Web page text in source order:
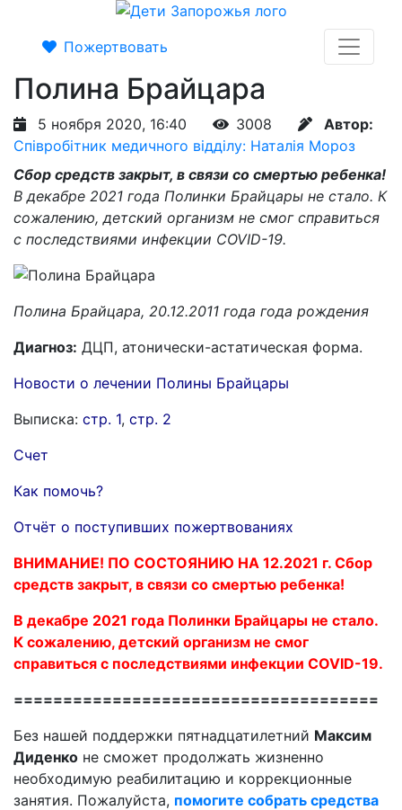
Пожертвовать
Полина Брайцара
5 ноября 2020, 16:40 3008
Автор:
Співробітник медичного відділу: Наталія Мороз
Сбор средств закрыт, в связи со смертью ребенка!
В декабре 2021 года Полинки Брайцары не стало. К
сожалению, детский организм не смог справиться
с последствиями инфекции COVID-19.
Полина Брайцара, 20.12.2011 года года рождения
Диагноз: ДЦП, атонически-астатическая форма.
Новости о лечении Полины Брайцары
Выписка: стр. 1, стр. 2
Счет
Как помочь?
Отчёт о поступивших пожертвованиях
ВНИМАНИЕ! ПО СОСТОЯНИЮ НА 12.2021 г. Сбор
средств закрыт, в связи со смертью ребенка!
В декабре 2021 года Полинки Брайцары не стало.
К сожалению, детский организм не смог
справиться с последствиями инфекции COVID-19.
=====================================
Без нашей поддержки пятнадцатилетний Максим
Диденко не сможет продолжать жизненно
необходимую реабилитацию и коррекционные
занятия. Пожалуйста, помогите собрать средства